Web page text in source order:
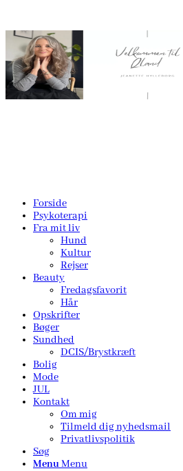
Forside
Psykoterapi
Fra mit liv
Hund
Kultur
Rejser
Beauty
Fredagsfavorit
Hår
Opskrifter
Bøger
Sundhed
DCIS/Brystkræft
Bolig
Mode
JUL
Kontakt
Om mig
Tilmeld dig nyhedsmail
Privatlivspolitik
Søg
MenuMenu